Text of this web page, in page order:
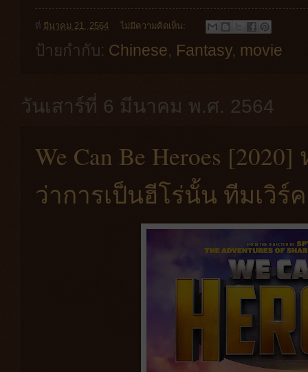
ที่ มีนาคม 21, 2564 ไม่มีความคิดเห็น:
ป้ายกำกับ: Chinese, Fantasy, movie
วันเสาร์ที่ 6 มีนาคม พ.ศ. 2564
We Can Be Heroes
ว่าการเป็นฮีโร่นั้น ทีมเวิ